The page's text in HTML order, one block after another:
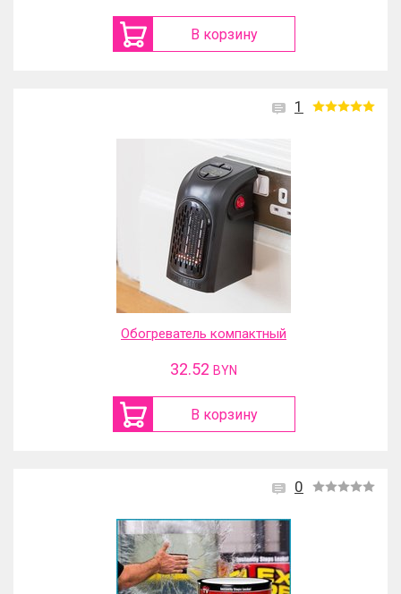
В корзину
1
Обогреватель компактный
32.52 BYN
В корзину
0